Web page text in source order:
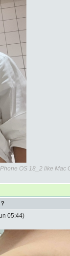
OS 18_2 like
05:44)